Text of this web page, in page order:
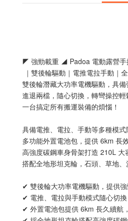
◤ 強勁載重 ◢ Padoa 電動露營手
｜雙後輪驅動｜電推電拉手動｜
雙後輪潛藏大功率電機驅動，具
進退兩檔，隨心切換，轉彎操控輕
一台搞定所有搬運裝備的煩惱！
具備電推、電拉、手動等多種模
多功能外置電池包，提供 6km 長
高強度碳鋼車身骨架打造 210L 大
搭配全地形坦克輪，石頭、草地、
✔ 雙後輪大功率電機驅動，提供
✔ 電推、電拉與手動模式隨心切
✔ 外置電池包提供 6km 長久續航